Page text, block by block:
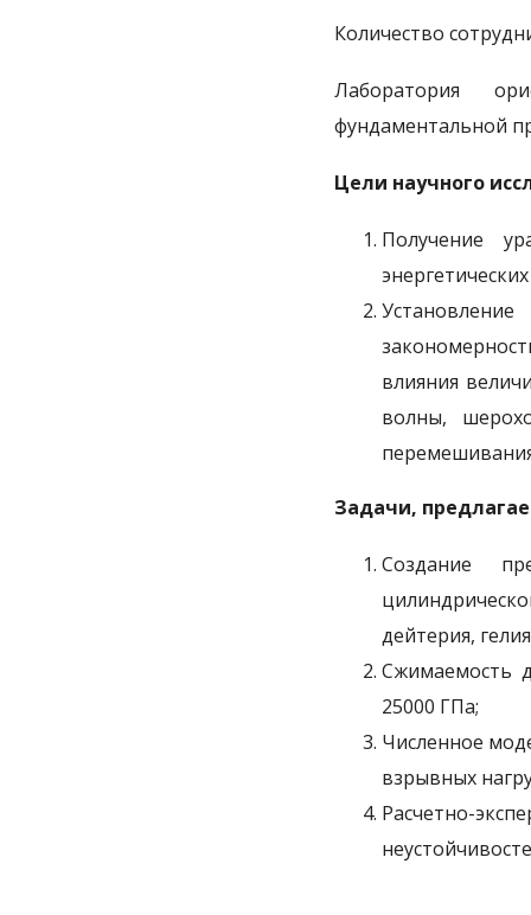
Количество
Лаборатория
фундаментальной
Цели научного
Получение
влияния
волны,
Задачи,
Создание
дейтерия,
Сжимаемость
25000 ГПа;
Численное
взрывных
Расчетно-